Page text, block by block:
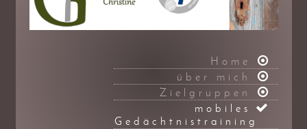
Home
über mich
Zielgruppen
mobiles
Gedächtnistraining